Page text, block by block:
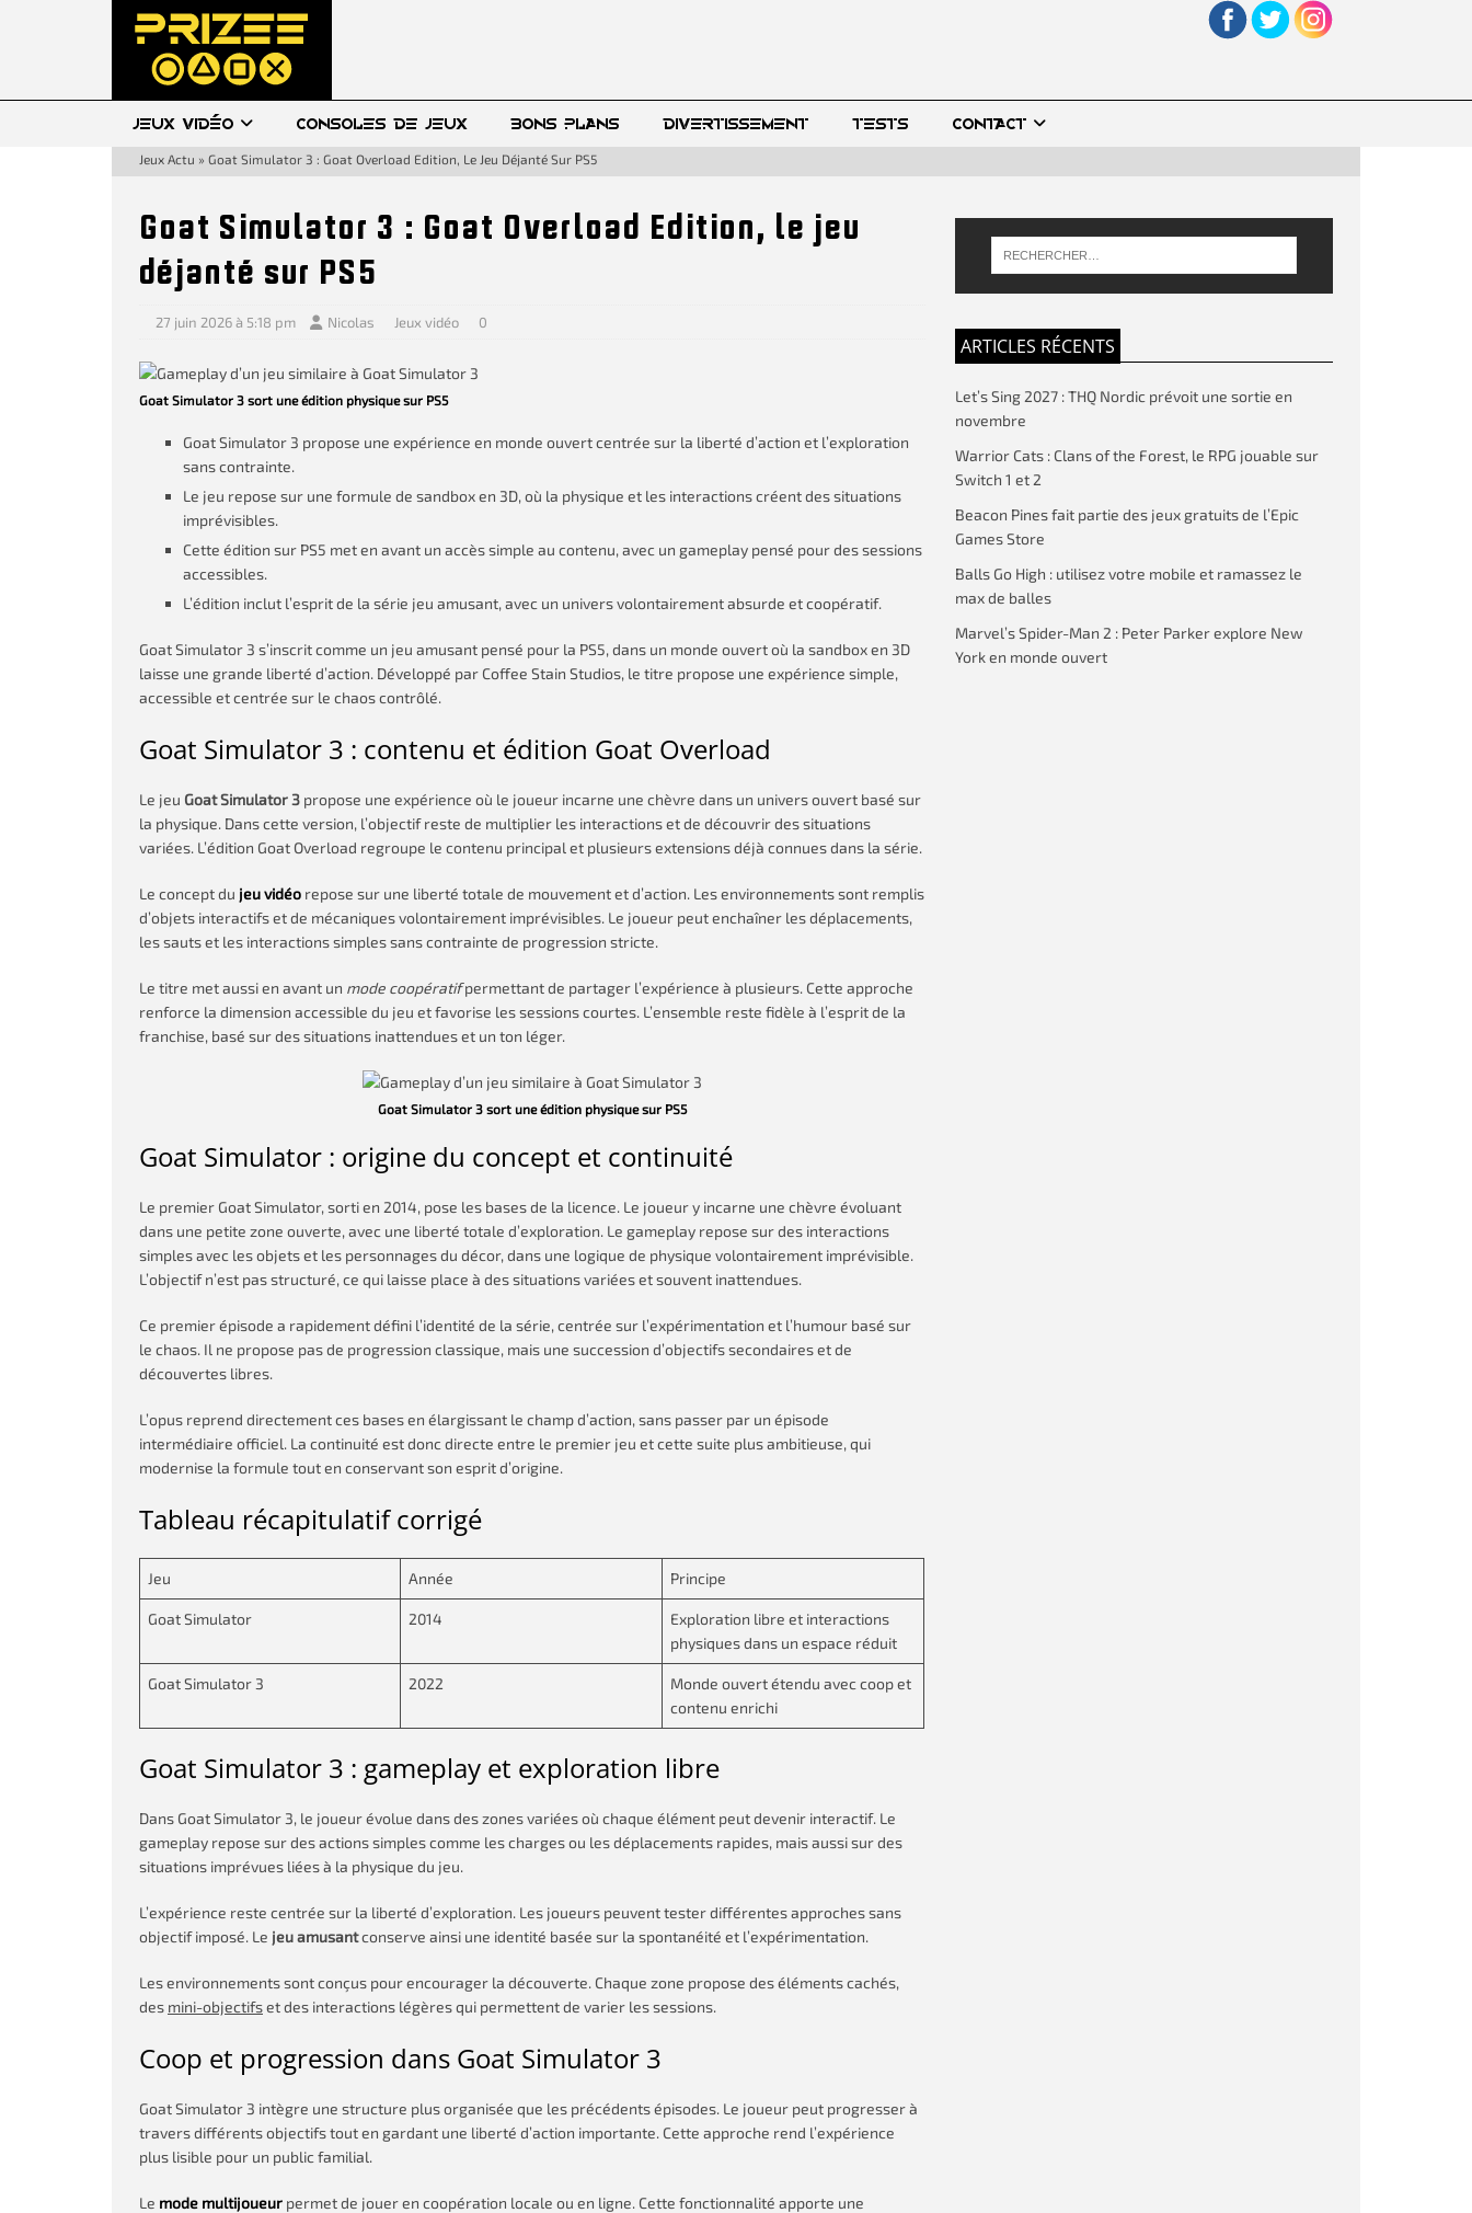
JEUX VIDÉO CONSOLES DE JEUX BONS PLANS DIVERTISSEMENT TESTS CONTACT
Jeux Actu » Goat Simulator 3 : Goat Overload Edition, Le Jeu Déjanté Sur PS5
Goat Simulator 3 : Goat Overload Edition, le jeu
déjanté sur PS5
27 juin 2026 à 5:18 pm Nicolas Jeux vidéo 0
Goat Simulator 3 sort une édition physique sur PS5
Goat Simulator 3 propose une expérience en monde ouvert centrée sur la liberté d’action et l’exploration
sans contrainte.
Le jeu repose sur une formule de sandbox en 3D, où la physique et les interactions créent des situations
imprévisibles.
Cette édition sur PS5 met en avant un accès simple au contenu, avec un gameplay pensé pour des sessions
accessibles.
L’édition inclut l’esprit de la série jeu amusant, avec un univers volontairement absurde et coopératif.
Goat Simulator 3 s’inscrit comme un jeu amusant pensé pour la PS5, dans un monde ouvert où la sandbox en 3D
laisse une grande liberté d’action. Développé par Coffee Stain Studios, le titre propose une expérience simple,
accessible et centrée sur le chaos contrôlé.
Goat Simulator 3 : contenu et édition Goat Overload
Le jeu Goat Simulator 3 propose une expérience où le joueur incarne une chèvre dans un univers ouvert basé sur
la physique. Dans cette version, l’objectif reste de multiplier les interactions et de découvrir des situations
variées. L’édition Goat Overload regroupe le contenu principal et plusieurs extensions déjà connues dans la série.
Le concept du jeu vidéo repose sur une liberté totale de mouvement et d’action. Les environnements sont remplis
d’objets interactifs et de mécaniques volontairement imprévisibles. Le joueur peut enchaîner les déplacements,
les sauts et les interactions simples sans contrainte de progression stricte.
Le titre met aussi en avant un mode coopératifpermettant de partager l’expérience à plusieurs. Cette approche
renforce la dimension accessible du jeu et favorise les sessions courtes. L’ensemble reste fidèle à l’esprit de la
franchise, basé sur des situations inattendues et un ton léger.
Goat Simulator 3 sort une édition physique sur PS5
Goat Simulator : origine du concept et continuité
Le premier Goat Simulator, sorti en 2014, pose les bases de la licence. Le joueur y incarne une chèvre évoluant
dans une petite zone ouverte, avec une liberté totale d’exploration. Le gameplay repose sur des interactions
simples avec les objets et les personnages du décor, dans une logique de physique volontairement imprévisible.
L’objectif n’est pas structuré, ce qui laisse place à des situations variées et souvent inattendues.
Ce premier épisode a rapidement défini l’identité de la série, centrée sur l’expérimentation et l’humour basé sur
le chaos. Il ne propose pas de progression classique, mais une succession d’objectifs secondaires et de
découvertes libres.
L’opus reprend directement ces bases en élargissant le champ d’action, sans passer par un épisode
intermédiaire officiel. La continuité est donc directe entre le premier jeu et cette suite plus ambitieuse, qui
modernise la formule tout en conservant son esprit d’origine.
Tableau récapitulatif corrigé
Jeu Année Principe
Goat Simulator 2014
Exploration libre et interactions
physiques dans un espace réduit
Goat Simulator 3 2022
Monde ouvert étendu avec coop et
contenu enrichi
Goat Simulator 3 : gameplay et exploration libre
Dans Goat Simulator 3, le joueur évolue dans des zones variées où chaque élément peut devenir interactif. Le
gameplay repose sur des actions simples comme les charges ou les déplacements rapides, mais aussi sur des
situations imprévues liées à la physique du jeu.
L’expérience reste centrée sur la liberté d’exploration. Les joueurs peuvent tester différentes approches sans
objectif imposé. Le jeu amusantconserve ainsi une identité basée sur la spontanéité et l’expérimentation.
Les environnements sont conçus pour encourager la découverte. Chaque zone propose des éléments cachés,
des mini-objectifset des interactions légères qui permettent de varier les sessions.
Coop et progression dans Goat Simulator 3
Goat Simulator 3 intègre une structure plus organisée que les précédents épisodes. Le joueur peut progresser à
travers différents objectifs tout en gardant une liberté d’action importante. Cette approche rend l’expérience
plus lisible pour un public familial.
Le mode multijoueur permet de jouer en coopération locale ou en ligne. Cette fonctionnalité apporte une
ARTICLES RÉCENTS
Let’s Sing 2027 : THQ Nordic prévoit une sortie en
novembre
Warrior Cats : Clans of the Forest, le RPG jouable sur
Switch 1 et 2
Beacon Pines fait partie des jeux gratuits de l’Epic
Games Store
Balls Go High : utilisez votre mobile et ramassez le
max de balles
Marvel’s Spider-Man 2 : Peter Parker explore New
York en monde ouvert